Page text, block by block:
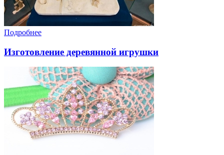
Подробнее
Изготовление деревянной игрушки